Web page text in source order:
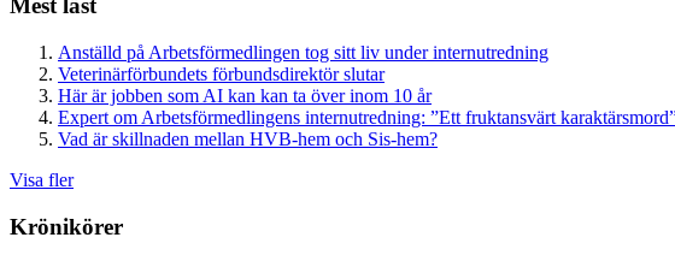
Mest läst
Anställd på Arbetsförmedlingen tog sitt liv under internutredning
Veterinärförbundets förbundsdirektör slutar
Här är jobben som AI kan kan ta över inom 10 år
Expert om Arbetsförmedlingens internutredning: ”Ett fruktansvärt
Vad är skillnaden mellan HVB-hem och Sis-hem?
Visa fler
Krönikörer